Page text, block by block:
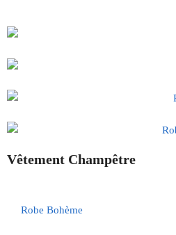
Vêtement Champêtre
Robe Bohème